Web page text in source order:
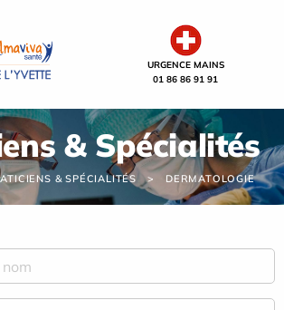
URGENCE MAINS
01 86 86 91 91
& Spécialités
& SPÉCIALITÉS DERMATOLOGIE